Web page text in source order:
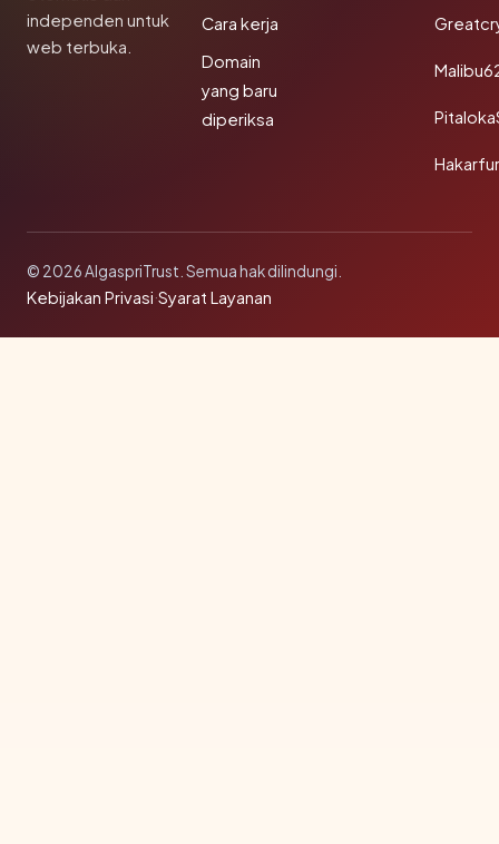
independen untuk
web terbuka.
Cara kerja
Domain
yang baru
diperiksa
© 2026 AlgaspriTrust. Semua hak dilindungi.
Kebijakan Privasi·Syarat Layanan